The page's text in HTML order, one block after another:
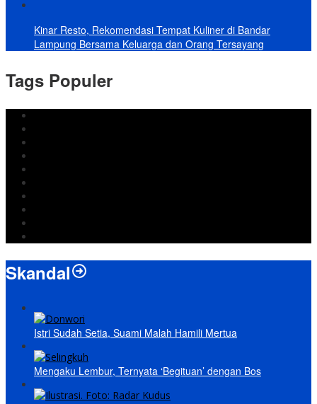
Kinar Resto, Rekomendasi Tempat Kuliner di Bandar
Lampung Bersama Keluarga dan Orang Tersayang
Tags Populer
Skandal
Istri Sudah Setia, Suami Malah Hamili Mertua
Mengaku Lembur, Ternyata ‘Begituan’ dengan Bos